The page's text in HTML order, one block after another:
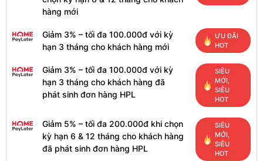
hàng mới
Giảm 3% – tối đa 100.000đ với kỳ
hạn 3 tháng cho khách hàng mới
ƯU ĐÃI
HOT
Giảm 3% – tối đa 100.000đ với kỳ
hạn 3 tháng cho khách hàng đã
phát sinh đơn hàng HPL
SIÊU
MỚI,
SIÊU
HOT
Giảm 5% – tối đa 200.000đ khi chọn
kỳ hạn 6 & 12 tháng cho khách hàng
đã phát sinh đơn hàng HPL
SIÊU
MỚI,
SIÊU
HOT